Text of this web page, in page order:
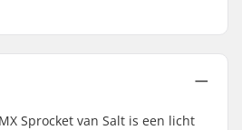
Sprocket van Salt is een licht